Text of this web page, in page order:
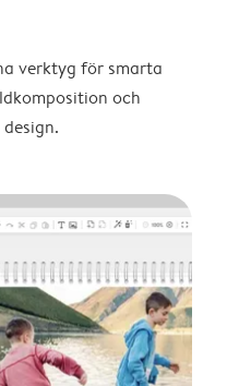
verktyg för smarta
och